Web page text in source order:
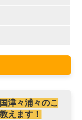
津々浦々のこ
えます！